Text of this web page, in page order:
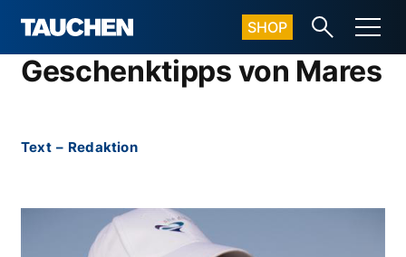
SHOP
Geschenktipps von Mares
Text – Redaktion